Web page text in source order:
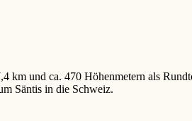
km und ca. 470 Höhenmetern als
Säntis in die Schweiz.